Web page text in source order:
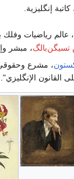
كاتبة إنگليزية.
، عالم رياضيات وفلك
تسيگن‌بالگ، مبشر
، مشرع
القانون الإنگليزي".